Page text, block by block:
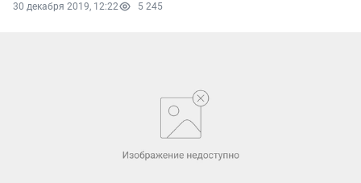
30 декабря 2019, 12:22 5 245